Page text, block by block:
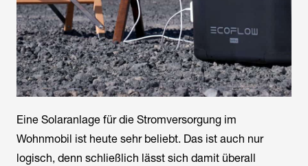
Eine Solaranlage für die Stromversorgung im
Wohnmobil ist heute sehr beliebt. Das ist auch nur
logisch, denn schließlich lässt sich damit überall